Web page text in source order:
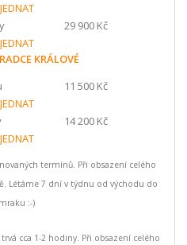
29 900 Kč
KRÁLOVÉ
11 500 Kč
14 200 Kč
termínů. Při obsazení celého
Létáme 7 dní v týdnu od východu do
:-)
cca 1-2 hodiny. Při obsazení celého